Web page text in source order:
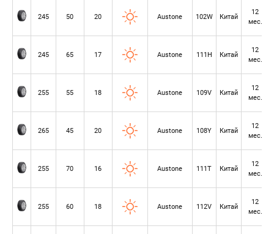
245 50 20 Austone 102W Китай
12
мес.
245 65 17 Austone 111H Китай
12
мес.
255 55 18 Austone 109V Китай
12
мес.
265 45 20 Austone 108Y Китай
12
мес.
255 70 16 Austone 111T Китай
12
мес.
255 60 18 Austone 112V Китай
12
мес.